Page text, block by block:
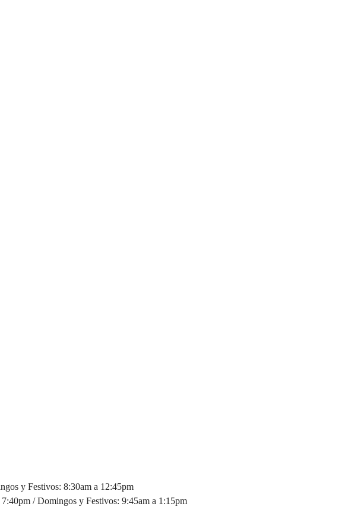
y Festivos: 8:30am a 12:45pm
/ Domingos y Festivos: 9:45am a 1:15pm